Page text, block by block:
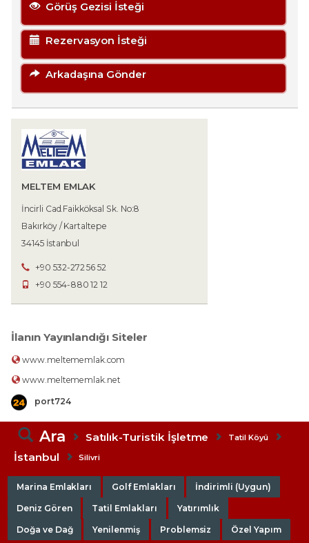
Görüş Gezisi İsteği
Rezervasyon İsteği
Arkadaşına Gönder
MELTEM EMLAK
İncirli Cad.Faikköksal Sk. No:8
Bakırköy / Kartaltepe
34145 İstanbul
+90 532-272 56 52
+90 554-880 12 12
İlanın Yayınlandığı Siteler
www.meltememlak.com
www.meltememlak.net
port724
Ara Satılık-Turistik İşletme Tatil Köyü
İstanbul Silivri
Marina Emlakları Golf Emlakları İndirimli (Uygun)
Deniz Gören Tatil Emlakları Yatırımlık
Doğa ve Dağ Yenilenmiş Problemsiz Özel Yapım